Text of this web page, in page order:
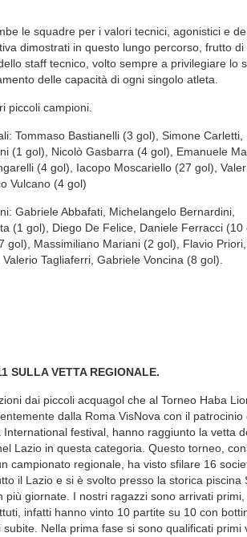
le squadre per i valori tecnici, agonistici e
dimostrati in questo lungo percorso, frutto di
staff tecnico, volto sempre a privilegiare lo
delle capacità di ogni singolo atleta.
piccoli campioni.
Tommaso Bastianelli (3 gol), Simone Carletti,
(1 gol), Nicolò Gasbarra (4 gol), Emanuele
(4 gol), Iacopo Moscariello (27 gol),
Vulcano (4 gol)
Gabriele Abbafati, Michelangelo Bernardini,
(1 gol), Diego De Felice, Daniele Ferracci (10
gol), Massimiliano Mariani (2 gol), Flavio
Tagliaferri, Gabriele Voncina (8 gol).
SULLA VETTA REGIONALE.
dai piccoli acquagol che al Torneo Haba
dalla Roma VisNova con il patrocinio
International festival, hanno raggiunto la vetta
Lazio in questa categoria. Questo torneo,
campionato regionale, ha visto sfilare 16
il Lazio e si è svolto presso la storica piscina
più giornate. I nostri ragazzi sono arrivati primi,
infatti hanno vinto 10 partite su 10 con
Nella prima fase si sono qualificati primi